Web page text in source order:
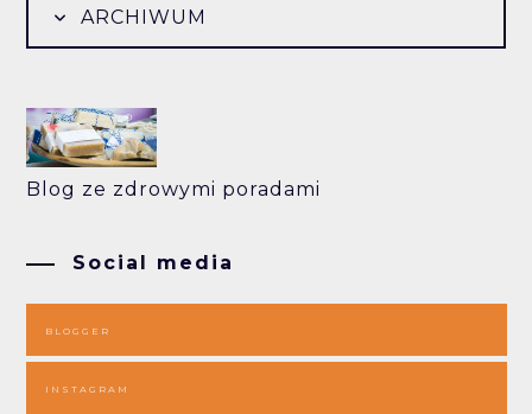
ARCHIWUM
Blog ze zdrowymi poradami
Social media
BLOGGER
INSTAGRAM